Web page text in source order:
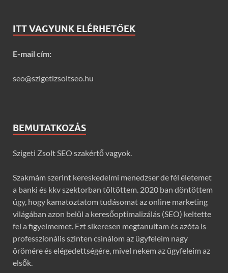
ITT VAGYUNK ELÉRHETŐEK
E-mail cím:
seo@szigetizsoltseo.hu
BEMUTATKOZÁS
Szigeti Zsolt SEO szakértő vagyok.
Szakmám szerint kereskedelmi menedzser de fél életemet
a banki és kkv szektorban töltöttem. 2020 ban döntöttem
úgy, hogy kamatoztatom tudásomat az online marketing
világában azon belül a keresőoptimalizálás (SEO) keltette
fel a figyelmemet. Ezt sikeresen megtanultam és azóta is
professzionális szinten csinálom az ügyfeleim nagy
örömére és elégedettségére, mivel nekem az ügyfeleim az
elsők.